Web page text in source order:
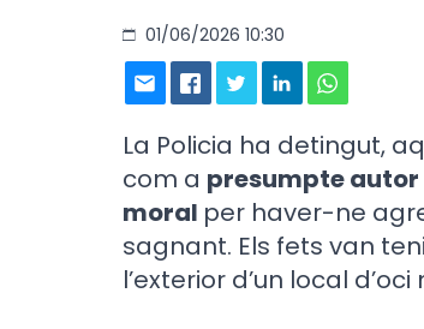
01/06/2026 10:30
La Policia ha detingut,
com a presumpte
moral per haver-ne
sagnant. Els fets van
l’exterior d’un local